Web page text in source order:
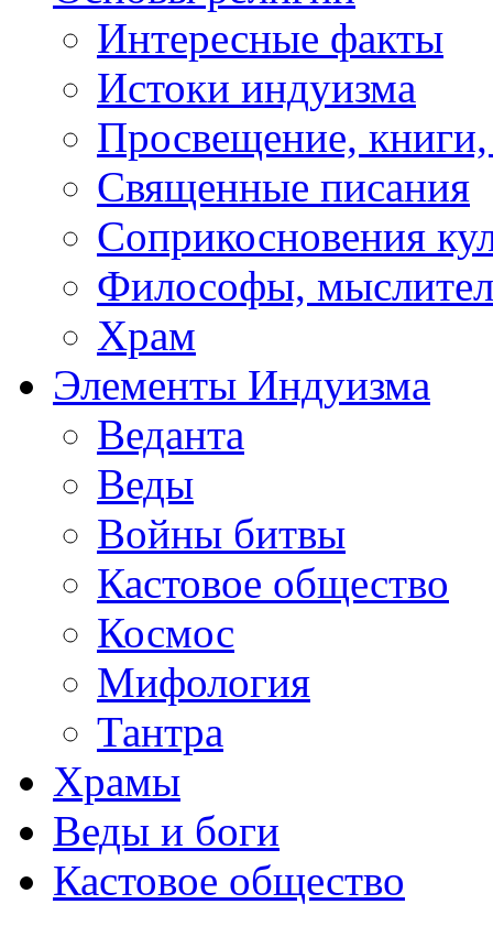
Интересные факты
Истоки индуизма
Просвещение, книги,
Священные писания
Соприкосновения
Философы,
Храм
Элементы Индуизма
Веданта
Веды
Войны битвы
Кастовое общество
Космос
Мифология
Тантра
Храмы
Веды и боги
Кастовое общество